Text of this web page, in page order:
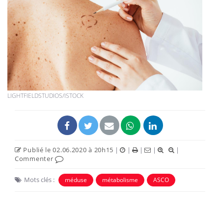
LIGHTFIELDSTUDIOS/ISTOCK
Publié le 02.06.2020 à 20h15 | | | |
|
Commenter
Mots clés : méduse métabolisme ASCO